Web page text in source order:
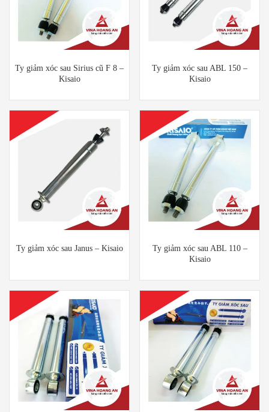
Ty giảm xóc sau Sirius cũ F 8 –
Kisaio
Ty giảm xóc sau ABL 150 –
Kisaio
Ty giảm xóc sau Janus – Kisaio
Ty giảm xóc sau ABL 110 –
Kisaio